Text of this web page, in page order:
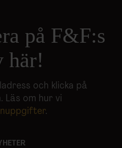
på F&F:s
här!
och klicka på
Läs om hur vi
.